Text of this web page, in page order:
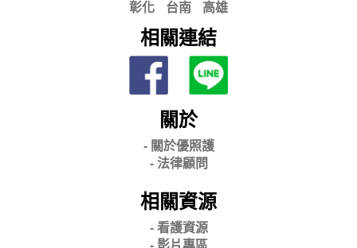
彰化
台南 高雄
相關連結
關於
- 關於優照護
- 法律顧問
相關資源
- 看護資源
- 影片專區